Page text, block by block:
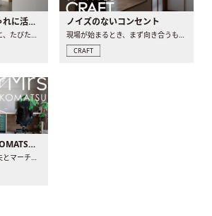
動かせない柱はおしゃれに活用！柱を魅せるリノベーション(リノベ)4選
間取り変更を検討する際に、たびたび皆さんの頭を悩ませる動か..
ノイズのないコンセント
現場が始まるとき、まず向き合うものの一つがコンセントです..
CRAFT
INDEX｜Mr.&Mrs. KOMATSU renovation diary
プロダクトデザイナーの夫とマーチャンダイザーの妻が、夫婦で..